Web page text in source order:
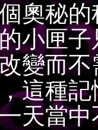
奧秘
小匣
變而
這種
天當